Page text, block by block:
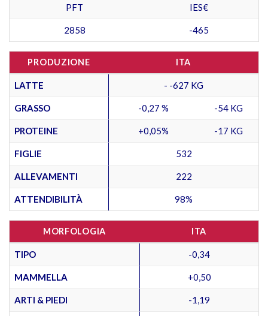
PFT IES€
2858 -465
PRODUZIONE ITA
LATTE - -627 KG
GRASSO -0,27 % -54 KG
PROTEINE +0,05% -17 KG
FIGLIE 532
ALLEVAMENTI 222
ATTENDIBILITÀ 98%
MORFOLOGIA ITA
TIPO -0,34
MAMMELLA +0,50
ARTI & PIEDI -1,19